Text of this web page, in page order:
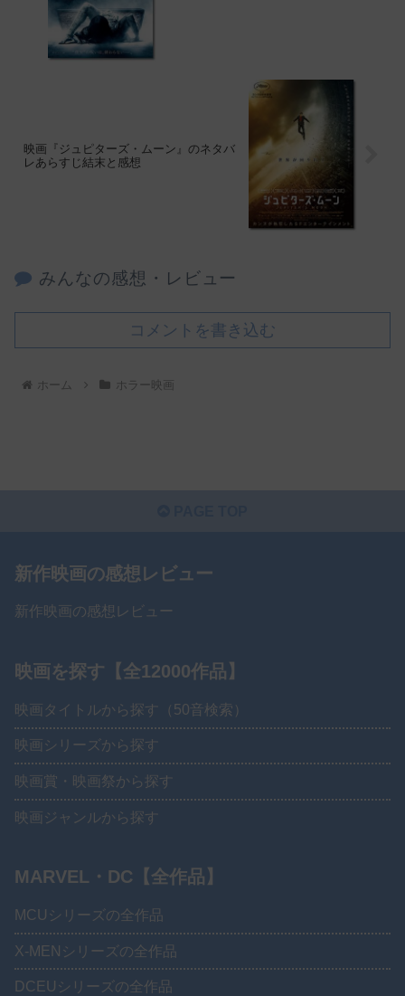
映画『ジュピターズ・ムーン』のネタバ
レあらすじ結末と感想
みんなの感想・レビュー
コメントを書き込む
ホーム ホラー映画
新作映画の感想レビュー
新作映画の感想レビュー
映画を探す【全12000作品】
映画タイトルから探す（50音検索）
映画シリーズから探す
映画賞・映画祭から探す
映画ジャンルから探す
MARVEL・DC【全作品】
MCUシリーズの全作品
X-MENシリーズの全作品
DCEUシリーズの全作品